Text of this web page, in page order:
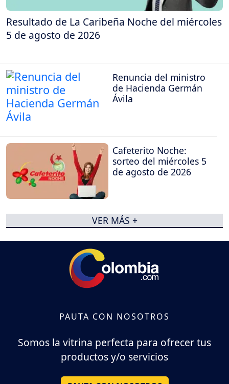
Resultado de La Caribeña Noche del miércoles
5 de agosto de 2026
Renuncia del ministro
de Hacienda Germán
Ávila
Cafeterito Noche:
sorteo del miércoles 5
de agosto de 2026
VER MÁS +
PAUTA CON NOSOTROS
Somos la vitrina perfecta para ofrecer tus
productos y/o servicios